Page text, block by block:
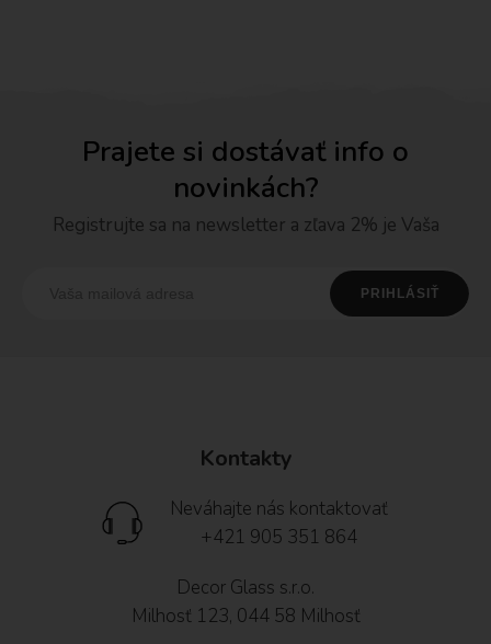
Prajete si dostávať info o
novinkách?
Registrujte sa na newsletter a zľava 2% je Vaša
Kontakty
Neváhajte nás kontaktovať
+421 905 351 864
Decor Glass s.r.o.
Milhosť 123, 044 58 Milhosť